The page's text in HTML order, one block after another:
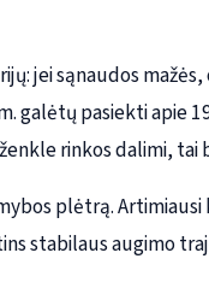
jei sąnaudos
galėtų pasiekti apie
rinkos dalimi,
plėtrą.
stabilaus augimo